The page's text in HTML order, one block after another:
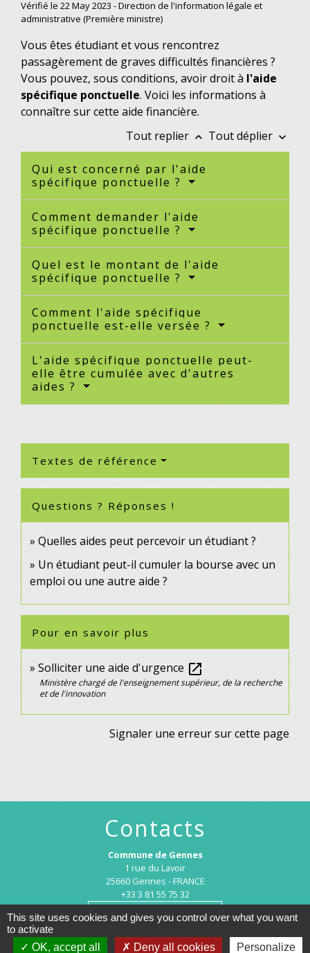
Vérifié le 22 May 2023 - Direction de l'information légale et
administrative (Première ministre)
Vous êtes étudiant et vous rencontrez
passagèrement de graves difficultés financières ?
Vous pouvez, sous conditions, avoir droit à l'aide
spécifique ponctuelle. Voici les informations à
connaître sur cette aide financière.
Tout replier keyboard_arrow_up Tout déplier keyboard_arrow_down
Qui est concerné par l'aide
spécifique ponctuelle ?
Comment demander l'aide
spécifique ponctuelle ?
Quel est le montant de l'aide
spécifique ponctuelle ?
Comment l'aide spécifique
ponctuelle est-elle versée ?
L'aide spécifique ponctuelle peut-
elle être cumulée avec d'autres
aides ?
Textes de référence
Questions ? Réponses !
Quelles aides peut percevoir un étudiant ?
Un étudiant peut-il cumuler la bourse avec un
emploi ou une autre aide ?
Pour en savoir plus
Solliciter une aide d'urgence open_in_new
Ministère chargé de l'enseignement supérieur, de la recherche
et de l'innovation
Signaler une erreur sur cette page
Contacts
Commune de Gennes
1 rue du Lavoir
25660 Gennes - FRANCE
+33 3 81 55 75 32
Contact par formulaire
This site uses cookies and gives you control over what you want
to activate
OK, accept all
Deny all cookies Personalize